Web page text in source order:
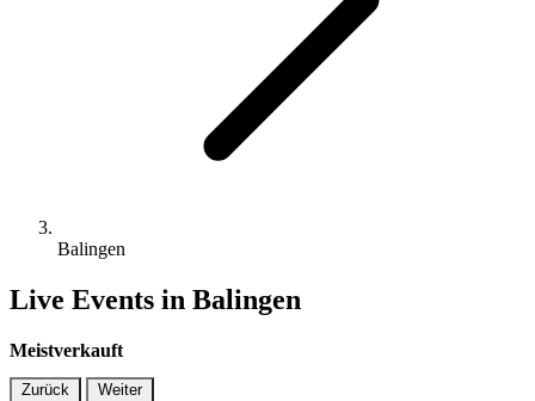
Balingen
Live Events in Balingen
Meistverkauft
Zurück Weiter